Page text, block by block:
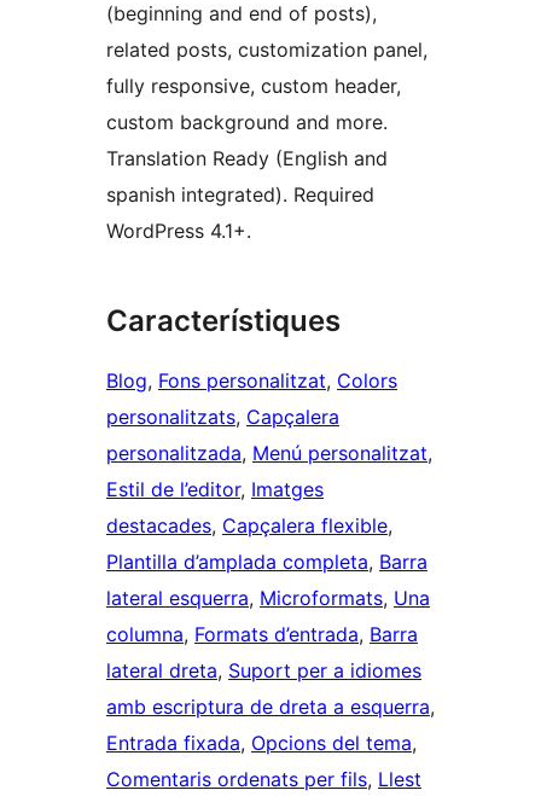
(beginning and end of posts),
related posts, customization panel,
fully responsive, custom header,
custom background and more.
Translation Ready (English and
spanish integrated). Required
WordPress 4.1+.
Característiques
Blog, Fons personalitzat, Colors
personalitzats, Capçalera
personalitzada, Menú personalitzat
Estil de l’editor, Imatges
destacades, Capçalera flexible
Plantilla d’amplada completa, Barra
lateral esquerra, Microformats, Una
columna, Formats d’entrada, Barra
lateral dreta, Suport per a idiomes
amb escriptura de dreta a esquerra
Entrada fixada, Opcions del tema
Comentaris ordenats per fils, Llest